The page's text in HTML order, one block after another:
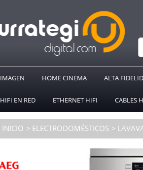
IMAGEN HOME CINEMA ALTA
HIFI EN RED ETHERNET HIFI CABLES
INICIO ELECTRODOMÉSTICOS